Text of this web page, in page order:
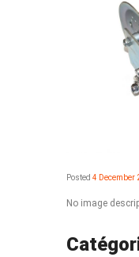
Posted 4 December
No image